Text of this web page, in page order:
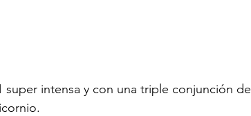
super intensa y con una triple conjunción de